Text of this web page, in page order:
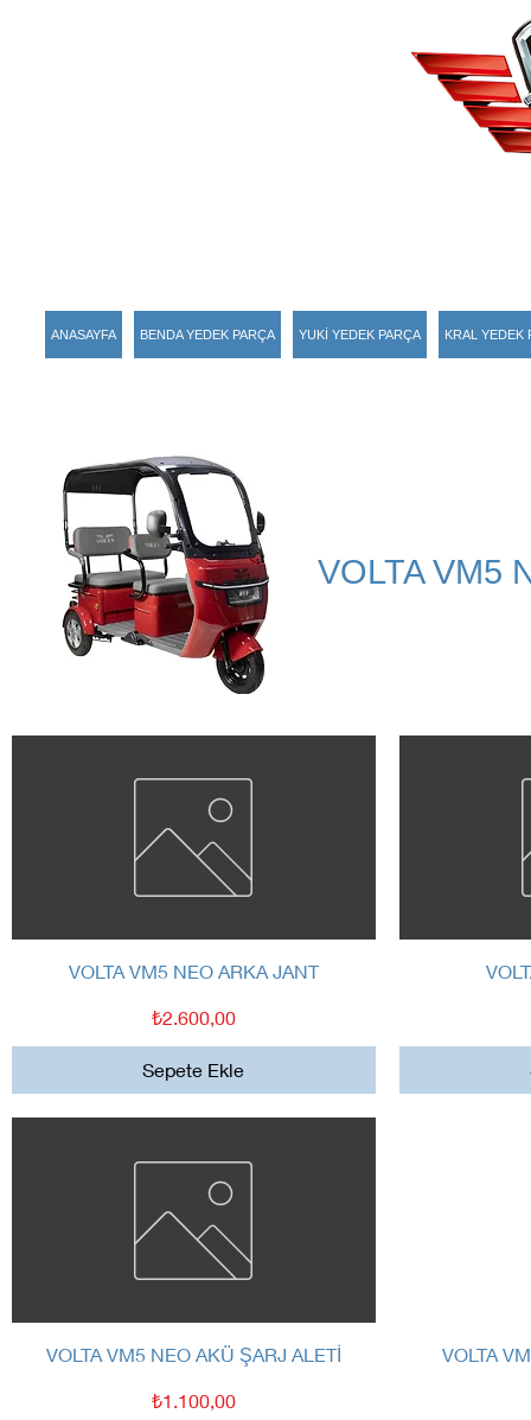
ANASAYFA BENDA YEDEK PARÇA YUKİ YEDEK PARÇA KRAL YEDEK
VOLTA VM5
Hızlı Bakış
VOLTA VM5 NEO ARKA JANT
Fiyat
₺2.600,00
Sepete Ekle
Hızlı Bakış
VOLTA VM5 NEO AKÜ ŞARJ ALETİ
Fiyat
₺1.100,00
VOLTA